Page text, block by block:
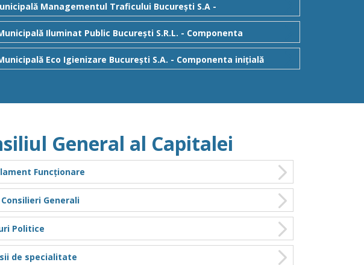
Managementul Traficului București S.A -
Iluminat Public București S.R.L. - Componenta
Eco Igienizare București S.A. - Componenta inițială
General al Capitalei
Funcționare
Generali
Politice
de specialitate
2026-07-29_10.00 ȘEDINȚA CONSILIULUI
GENERAL AL MUNICIPIULUI BUCUREȘTI -
Partea I
2026-07-29_10.00 ȘEDINȚA CONSILIULUI GENERAL AL
2026-07-29_09.00 Ședința Comisiei pentru